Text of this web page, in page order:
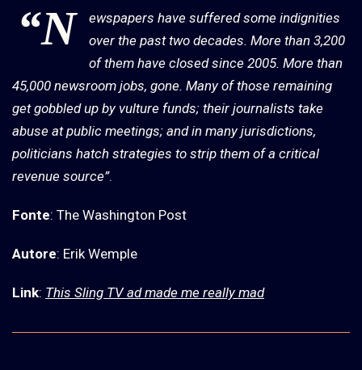
“N
ewspapers have suffered some indignities
over the past two decades. More than 3,200
of them have closed since 2005. More than
45,000 newsroom jobs, gone. Many of those remaining
get gobbled up by vulture funds; their journalists take
abuse at public meetings; and in many jurisdictions,
politicians hatch strategies to strip them of a critical
revenue source”.
Fonte: The Washington Post
Autore: Erik Wemple
Link: This Sling TV ad made me really mad